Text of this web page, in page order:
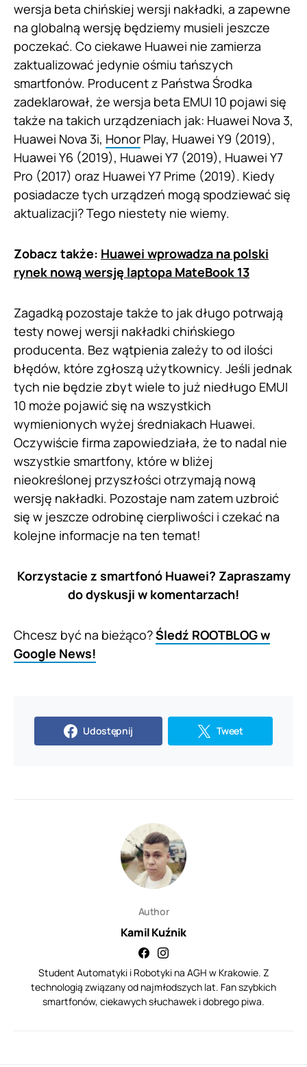
wersja beta chińskiej wersji nakładki, a zapewne
na globalną wersję będziemy musieli jeszcze
poczekać. Co ciekawe Huawei nie zamierza
zaktualizować jedynie ośmiu tańszych
smartfonów. Producent z Państwa Środka
zadeklarował, że wersja beta EMUI 10 pojawi się
także na takich urządzeniach jak: Huawei Nova 3,
Huawei Nova 3i, Honor Play, Huawei Y9 (2019),
Huawei Y6 (2019), Huawei Y7 (2019), Huawei Y7
Pro (2017) oraz Huawei Y7 Prime (2019). Kiedy
posiadacze tych urządzeń mogą spodziewać się
aktualizacji? Tego niestety nie wiemy.
Zobacz także: Huawei wprowadza na polski
rynek nową wersję laptopa MateBook 13
Zagadką pozostaje także to jak długo potrwają
testy nowej wersji nakładki chińskiego
producenta. Bez wątpienia zależy to od ilości
błędów, które zgłoszą użytkownicy. Jeśli jednak
tych nie będzie zbyt wiele to już niedługo EMUI
10 może pojawić się na wszystkich
wymienionych wyżej średniakach Huawei.
Oczywiście firma zapowiedziała, że to nadal nie
wszystkie smartfony, które w bliżej
nieokreślonej przyszłości otrzymają nową
wersję nakładki. Pozostaje nam zatem uzbroić
się w jeszcze odrobinę cierpliwości i czekać na
kolejne informacje na ten temat!
Korzystacie z smartfonó Huawei? Zapraszamy
do dyskusji w komentarzach!
Chcesz być na bieżąco?Śledź ROOTBLOG w
Google News!
Udostępnij Tweet
Author
Kamil Kuźnik
Student Automatyki i Robotyki na AGH w Krakowie. Z
technologią związany od najmłodszych lat. Fan szybkich
smartfonów, ciekawych słuchawek i dobrego piwa.